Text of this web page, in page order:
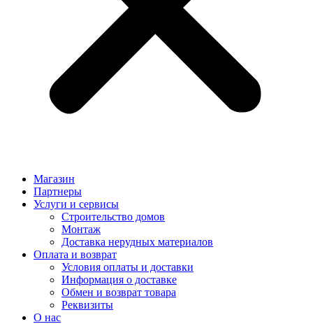
Магазин
Партнеры
Услуги и сервисы
Строительство домов
Монтаж
Доставка нерудных материалов
Оплата и возврат
Условия оплаты и доставки
Информация о доставке
Обмен и возврат товара
Реквизиты
О нас